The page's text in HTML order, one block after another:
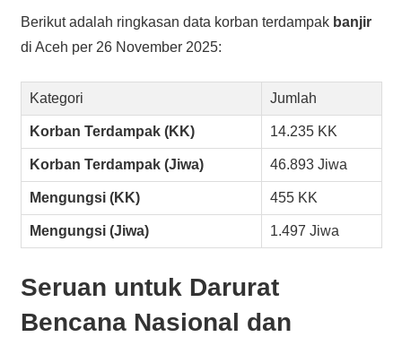
Berikut adalah ringkasan data korban terdampak banjir
di Aceh per 26 November 2025:
Kategori Jumlah
Korban Terdampak (KK) 14.235 KK
Korban Terdampak (Jiwa) 46.893 Jiwa
Mengungsi (KK) 455 KK
Mengungsi (Jiwa) 1.497 Jiwa
Seruan untuk Darurat
Bencana Nasional dan